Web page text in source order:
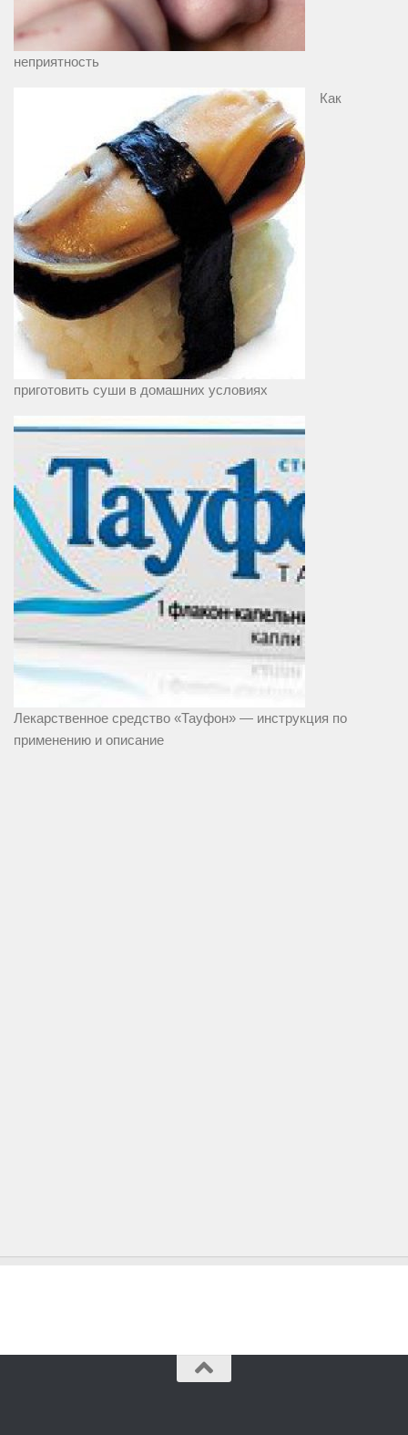
неприятность
Как
приготовить суши в домашних условиях
Лекарственное средство «Тауфон» — инструкция по
применению и описание